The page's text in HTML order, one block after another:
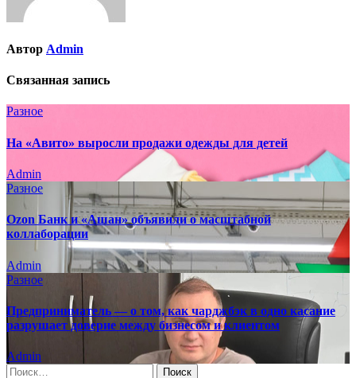
Автор Admin
Связанная запись
Разное
На «Авито» выросли продажи одежды для детей
Admin
Разное
Ozon Банк и «Ашан» объявили о масштабной
коллаборации
Admin
Разное
Предприниматель — о том, как чарджбэк в одно касание
разрушает доверие между бизнесом и клиентом
Admin
Найти: